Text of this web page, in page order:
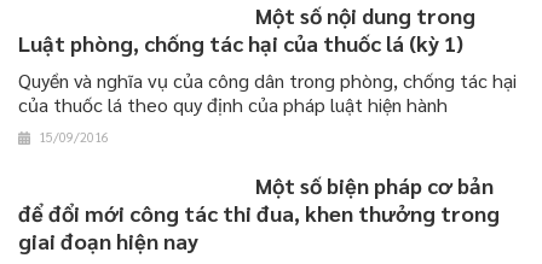
Một số nội dung trong
Luật phòng, chống tác hại của thuốc lá (kỳ 1)
Quyền và nghĩa vụ của công dân trong phòng, chống tác hại
của thuốc lá theo quy định của pháp luật hiện hành
15/09/2016
Một số biện pháp cơ bản
để đổi mới công tác thi đua, khen thưởng trong
giai đoạn hiện nay